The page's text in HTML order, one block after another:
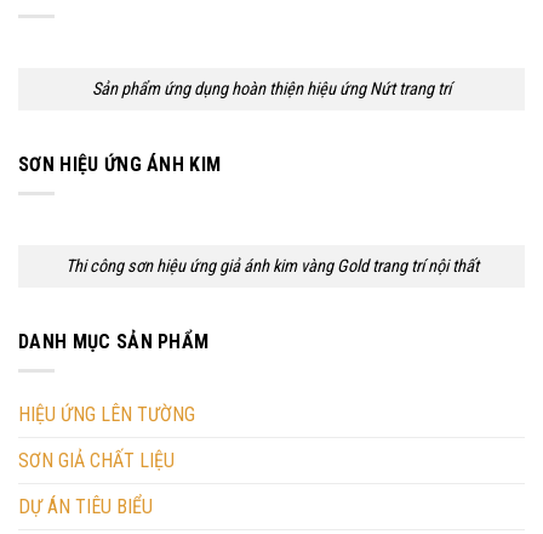
Sản phẩm ứng dụng hoàn thiện hiệu ứng Nứt trang trí
SƠN HIỆU ỨNG ÁNH KIM
Thi công sơn hiệu ứng giả ánh kim vàng Gold trang trí nội thất
DANH MỤC SẢN PHẨM
HIỆU ỨNG LÊN TƯỜNG
SƠN GIẢ CHẤT LIỆU
DỰ ÁN TIÊU BIỂU